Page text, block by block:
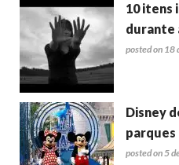
10 itens
durante
posted on 18
Disney
parques
posted on 5